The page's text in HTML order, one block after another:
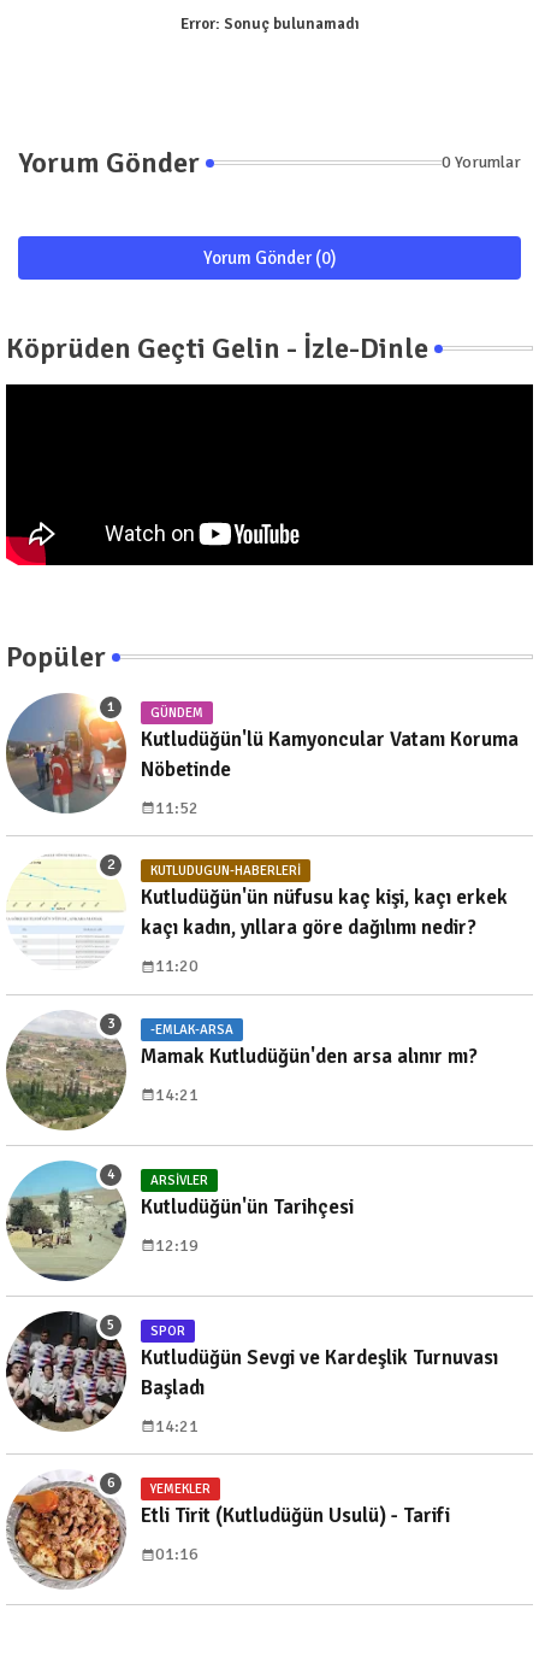
Error: Sonuç bulunamadı
Yorum Gönder 0 Yorumlar
Yorum Gönder (0)
Köprüden Geçti Gelin - İzle-Dinle
Popüler
GÜNDEM
Kutludüğün'lü Kamyoncular Vatanı Koruma
Nöbetinde
11:52
KUTLUDUGUN-HABERLERI
Kutludüğün'ün nüfusu kaç kişi, kaçı erkek
kaçı kadın, yıllara göre dağılımı nedir?
11:20
-EMLAK-ARSA
Mamak Kutludüğün'den arsa alınır mı?
14:21
ARSIVLER
Kutludüğün'ün Tarihçesi
12:19
SPOR
Kutludüğün Sevgi ve Kardeşlik Turnuvası
Başladı
14:21
YEMEKLER
Etli Tirit (Kutludüğün Usulü) - Tarifi
01:16